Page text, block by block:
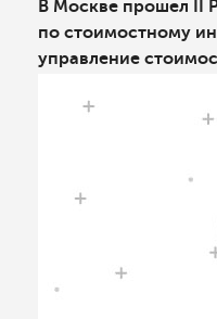
В Москве прошел II
по стоимостному
управление
проектов к